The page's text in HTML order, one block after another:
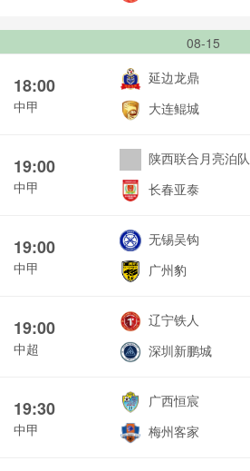
08-15
18:00
中甲
延边龙鼎
大连鲲城
19:00
中甲
陕西联合月亮泊队
长春亚泰
19:00
中甲
无锡吴钩
广州豹
19:00
中超
辽宁铁人
深圳新鹏城
19:30
中甲
广西恒宸
梅州客家